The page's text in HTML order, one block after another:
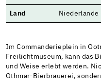
Land Niederlande
Im Commanderieplein in
Freilichtmuseum, kann das
und Weise erlebt werden.
Othmar-Bierbrauerei,